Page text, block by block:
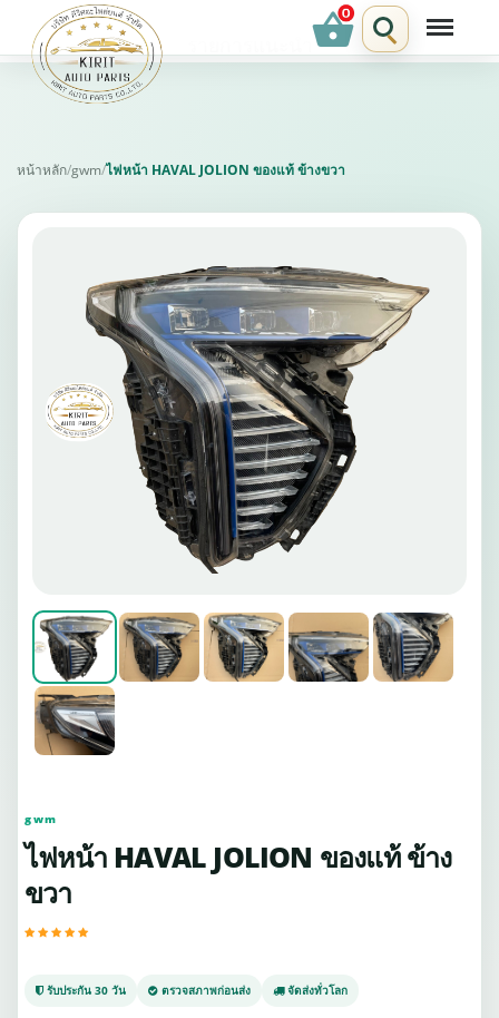
shopping_basket
หน้าหลัก/gwm/ไฟหน้า HAVAL JOLION ของแท้ ข้างขวา
gwm
ไฟหน้า HAVAL JOLION ของแท้ ข้าง
ขวา
รับประกัน 30 วัน ตรวจสภาพก่อนส่ง จัดส่งทั่วโลก